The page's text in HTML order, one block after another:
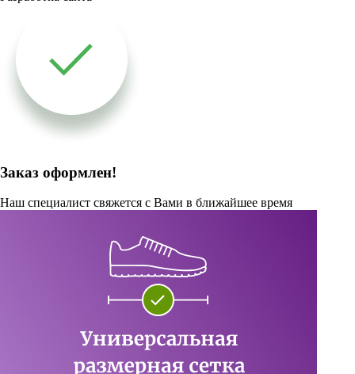
Заказ оформлен!
Наш специалист свяжется с Вами в ближайшее время